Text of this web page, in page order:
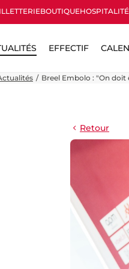
BOUTIQUE
EFFECTIF
Breel Embolo : "On
Retour